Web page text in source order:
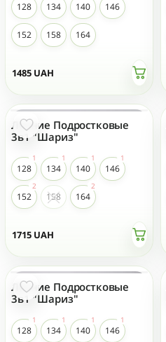
1485 UAH
128 134 140 146
152 158 164
1715 UAH
Летние Подростковые
3в1 "Шариз"
128 134 140 146
152 158 164
Летние Подростковые
3в1 "Шариз"
128 134 140 146